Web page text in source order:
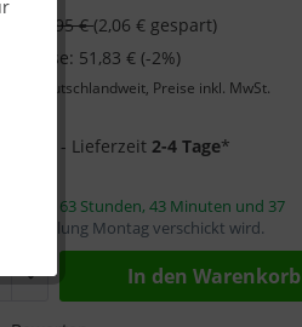
54,95 €(2,06 € gespart)
51,83 € (-2%)
deutschlandweit, Preise inkl. MwSt.
- Lieferzeit2-4 Tage*
von 63 Stunden, 43 Minuten und 37
Bestellung Montag verschickt wird.
In den Warenkorb